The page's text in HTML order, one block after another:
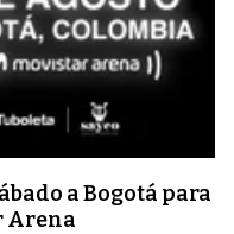
a Bogotá para
Arena